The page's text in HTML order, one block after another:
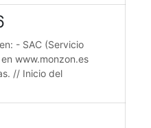
- SAC (Servicio
www.monzon.es
// Inicio del